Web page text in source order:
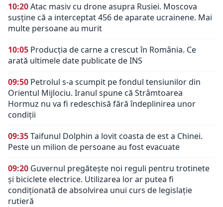
10:20Atac masiv cu drone asupra Rusiei. Moscova
susține că a interceptat 456 de aparate ucrainene. Mai
multe persoane au murit
10:05 Producția de carne a crescut în România. Ce
arată ultimele date publicate de INS
09:50 Petrolul s-a scumpit pe fondul tensiunilor din
Orientul Mijlociu. Iranul spune că Strâmtoarea
Hormuz nu va fi redeschisă fără îndeplinirea unor
condiții
09:35Taifunul Dolphin a lovit coasta de est a Chinei.
Peste un milion de persoane au fost evacuate
09:20 Guvernul pregătește noi reguli pentru trotinete
și biciclete electrice. Utilizarea lor ar putea fi
condiționată de absolvirea unui curs de legislație
rutieră